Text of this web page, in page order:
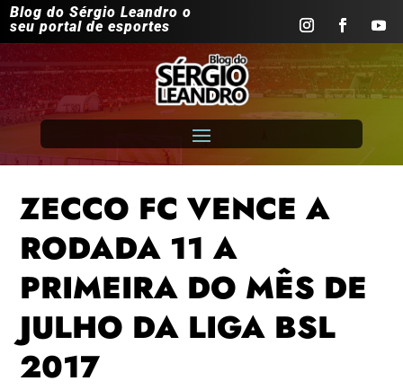
Blog do Sérgio Leandro o
seu portal de esportes
ZECCO FC VENCE A
RODADA 11 A
PRIMEIRA DO MÊS DE
JULHO DA LIGA BSL
2017